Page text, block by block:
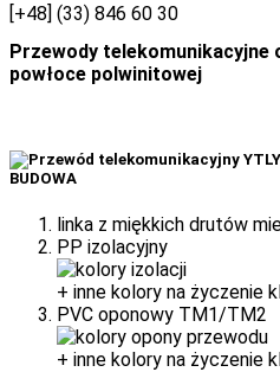
[+48] (33) 846 60 30
Przewody telekomunikacyjne
powłoce polwinitowej
BUDOWA
linka z miękkich drutów
PP izolacyjny
+ inne kolory na życzenie
PVC oponowy TM1/TM2
+ inne kolory na życzenie